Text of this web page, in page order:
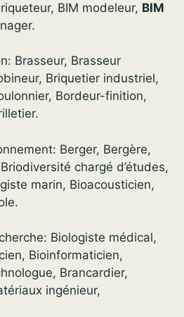
BIM modeleur, BIM
Brasseur, Brasseur
Briquetier industriel,
Bordeur-finition,
Berger, Bergère,
chargé d’études,
marin, Bioacousticien,
Biologiste médical,
Bioinformaticien,
Brancardier,
ingénieur,